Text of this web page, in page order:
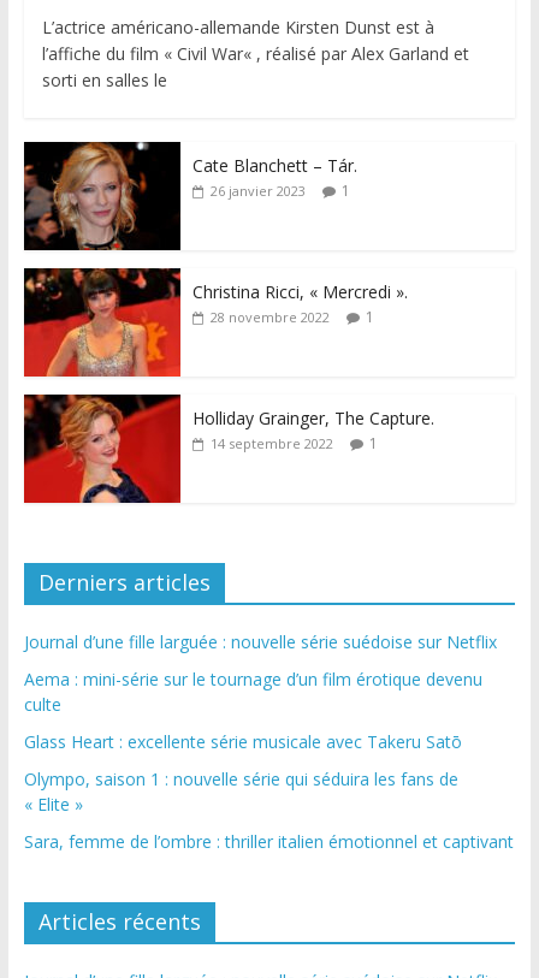
L’actrice américano-allemande Kirsten Dunst est à
l’affiche du film « Civil War« , réalisé par Alex Garland et
sorti en salles le
Cate Blanchett – Tár.
26 janvier 2023 1
Christina Ricci, « Mercredi ».
28 novembre 2022 1
Holliday Grainger, The Capture.
14 septembre 2022 1
Derniers articles
Journal d’une fille larguée : nouvelle série suédoise sur Netflix
Aema : mini-série sur le tournage d’un film érotique devenu
culte
Glass Heart : excellente série musicale avec Takeru Satō
Olympo, saison 1 : nouvelle série qui séduira les fans de
« Elite »
Sara, femme de l’ombre : thriller italien émotionnel et captivant
Articles récents